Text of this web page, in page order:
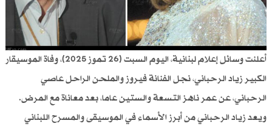
أعلنت وسائل إعلام لبنانية، اليوم السبت (26 تموز 2025)، وفاة الموسيقار
الكبير زياد الرحباني، نجل الفنانة فيروز والملحن الراحل عاصي
الرحباني، عن عمر ناهز التسعة والستين عاما، بعد معاناة مع المرض.
ويعد زياد الرحباني من أبرز الأسماء في الموسيقى والمسرح اللبناني